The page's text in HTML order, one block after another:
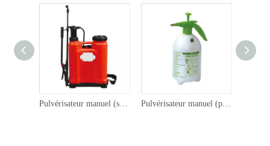
Pulvérisateur manuel (sac à dos) 501 Pulvérisateur manuel (poche) 809